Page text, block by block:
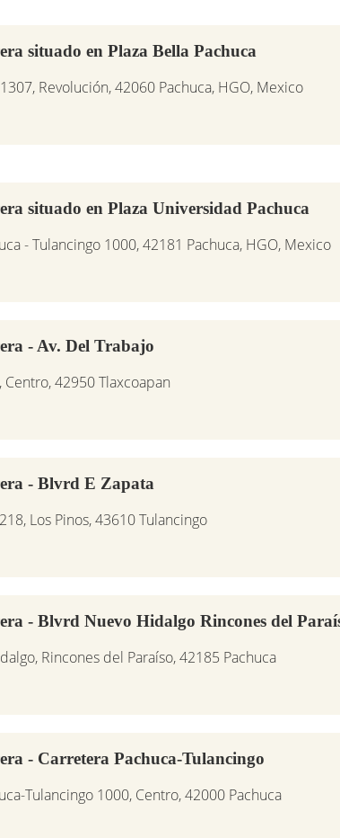
situado en Plaza Bella Pachuca
Revolución, 42060 Pachuca, HGO, Mexico
situado en Plaza Universidad Pachuca
- Tulancingo 1000, 42181 Pachuca, HGO, Mexico
- Av. Del Trabajo
Centro, 42950 Tlaxcoapan
- Blvrd E Zapata
Los Pinos, 43610 Tulancingo
- Blvrd Nuevo Hidalgo Rincones del
Rincones del Paraíso, 42185 Pachuca
- Carretera Pachuca-Tulancingo
Tulancingo 1000, Centro, 42000 Pachuca